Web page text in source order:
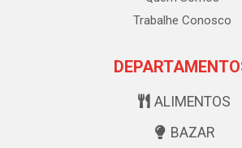
Trabalhe Conosco
ALIMENTOS
BAZAR